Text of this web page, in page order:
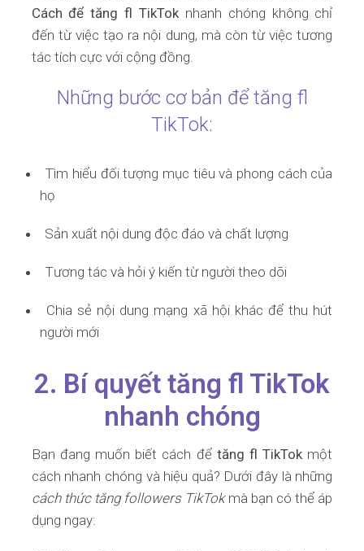
Cách để tăng fl TikTok nhanh chóng không chỉ
đến từ việc tạo ra nội dung, mà còn từ việc tương
tác tích cực với cộng đồng.
Những bước cơ bản để tăng fl
TikTok:
Tìm hiểu đối tượng mục tiêu và phong cách của
họ
Sản xuất nội dung độc đáo và chất lượng
Tương tác và hỏi ý kiến từ người theo dõi
Chia sẻ nội dung mạng xã hội khác để thu hút
người mới
2. Bí quyết tăng fl TikTok
nhanh chóng
Bạn đang muốn biết cách để tăng fl TikTok một
cách nhanh chóng và hiệu quả? Dưới đây là những
cách thức tăng followers TikTokmà bạn có thể áp
dụng ngay: